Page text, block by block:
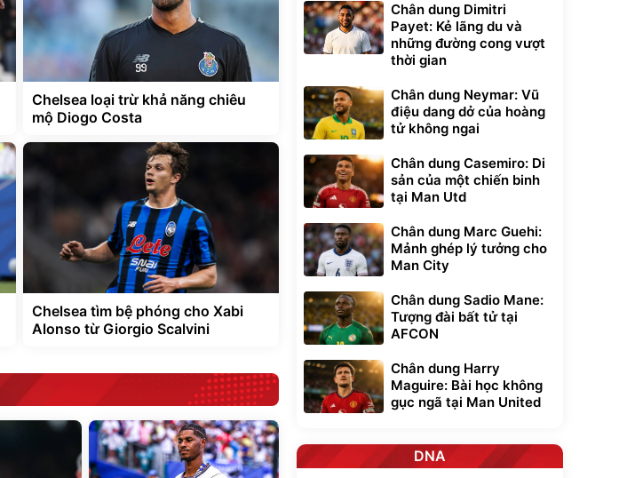
Chelsea loại trừ khả năng chiêu
mộ Diogo Costa
Chelsea tìm bệ phóng cho Xabi
Alonso từ Giorgio Scalvini
Chân dung Dimitri
Payet: Kẻ lãng du và
những đường cong vượt
thời gian
Chân dung Neymar: Vũ
điệu dang dở của hoàng
tử không ngai
Chân dung Casemiro: Di
sản của một chiến binh
tại Man Utd
Chân dung Marc Guehi:
Mảnh ghép lý tưởng cho
Man City
Chân dung Sadio Mane:
Tượng đài bất tử tại
AFCON
Chân dung Harry
Maguire: Bài học không
gục ngã tại Man United
DNA